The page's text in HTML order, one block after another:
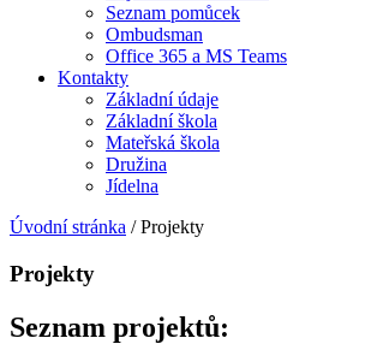
Seznam pomůcek
Ombudsman
Office 365 a MS Teams
Kontakty
Základní údaje
Základní škola
Mateřská škola
Družina
Jídelna
Úvodní stránka /Projekty
Projekty
Seznam projektů: